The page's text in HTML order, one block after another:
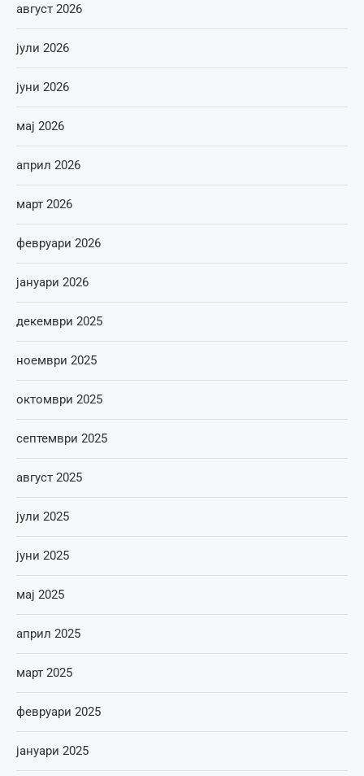
август 2026
јули 2026
јуни 2026
мај 2026
април 2026
март 2026
февруари 2026
јануари 2026
декември 2025
ноември 2025
октомври 2025
септември 2025
август 2025
јули 2025
јуни 2025
мај 2025
април 2025
март 2025
февруари 2025
јануари 2025